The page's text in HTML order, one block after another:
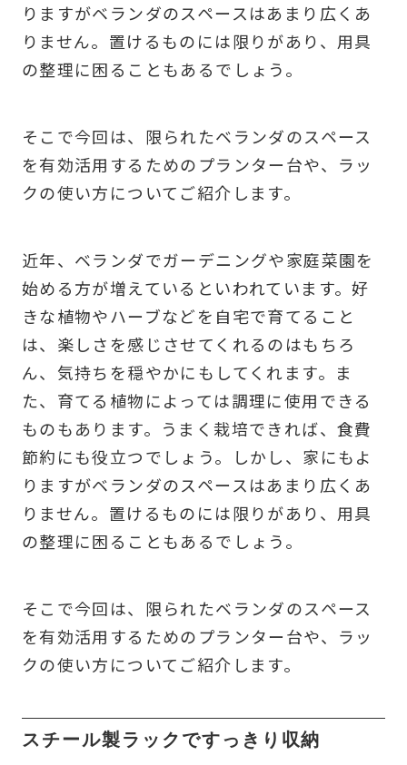
りますがベランダのスペースはあまり広くあ
りません。置けるものには限りがあり、用具
の整理に困ることもあるでしょう。
そこで今回は、限られたベランダのスペース
を有効活用するためのプランター台や、ラッ
クの使い方についてご紹介します。
近年、ベランダでガーデニングや家庭菜園を
始める方が増えているといわれています。好
きな植物やハーブなどを自宅で育てること
は、楽しさを感じさせてくれるのはもちろ
ん、気持ちを穏やかにもしてくれます。ま
た、育てる植物によっては調理に使用できる
ものもあります。うまく栽培できれば、食費
節約にも役立つでしょう。しかし、家にもよ
りますがベランダのスペースはあまり広くあ
りません。置けるものには限りがあり、用具
の整理に困ることもあるでしょう。
そこで今回は、限られたベランダのスペース
を有効活用するためのプランター台や、ラッ
クの使い方についてご紹介します。
スチール製ラックですっきり収納